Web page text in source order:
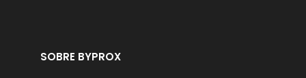
SOBRE BYPROX